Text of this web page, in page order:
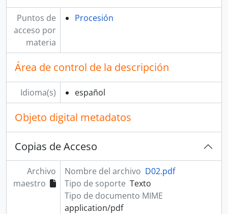
Puntos de
acceso por
materia
Procesión
Área de control de la descripción
Idioma(s) español
Objeto digital metadatos
Copias de Acceso
Archivo
maestro
Nombre del archivo D02.pdf
Tipo de soporte Texto
Tipo de documento MIME
application/pdf